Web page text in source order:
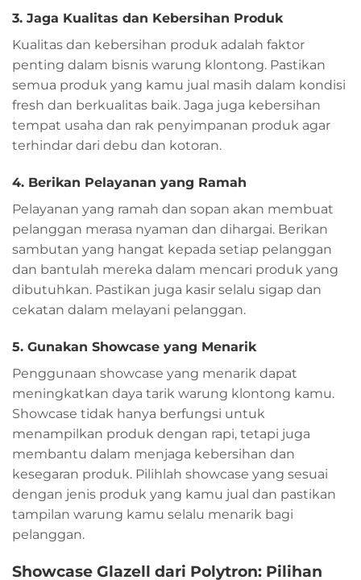
3. Jaga Kualitas dan Kebersihan Produk
Kualitas dan kebersihan produk adalah faktor
penting dalam bisnis warung klontong. Pastikan
semua produk yang kamu jual masih dalam kondisi
fresh dan berkualitas baik. Jaga juga kebersihan
tempat usaha dan rak penyimpanan produk agar
terhindar dari debu dan kotoran.
4. Berikan Pelayanan yang Ramah
Pelayanan yang ramah dan sopan akan membuat
pelanggan merasa nyaman dan dihargai. Berikan
sambutan yang hangat kepada setiap pelanggan
dan bantulah mereka dalam mencari produk yang
dibutuhkan. Pastikan juga kasir selalu sigap dan
cekatan dalam melayani pelanggan.
5. Gunakan Showcase yang Menarik
Penggunaan showcase yang menarik dapat
meningkatkan daya tarik warung klontong kamu.
Showcase tidak hanya berfungsi untuk
menampilkan produk dengan rapi, tetapi juga
membantu dalam menjaga kebersihan dan
kesegaran produk. Pilihlah showcase yang sesuai
dengan jenis produk yang kamu jual dan pastikan
tampilan warung kamu selalu menarik bagi
pelanggan.
Showcase Glazell dari Polytron: Pilihan